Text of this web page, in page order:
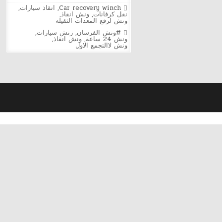
ونش
الفرسان
لإنقاذ
السيارات
في
التجمع
الأول
ساعة
في
Posted
in
Car recovery winch
, انقاذ سيارات,
نقل كرفانات, ونش انقاذ,
ونش لرفع المعدات الثقيله
Tagged
#ونش الفرسان, زنش سيارات,
ونش 24 ساعة , ونش انقاذ,
ونش لاالتجمع الاول